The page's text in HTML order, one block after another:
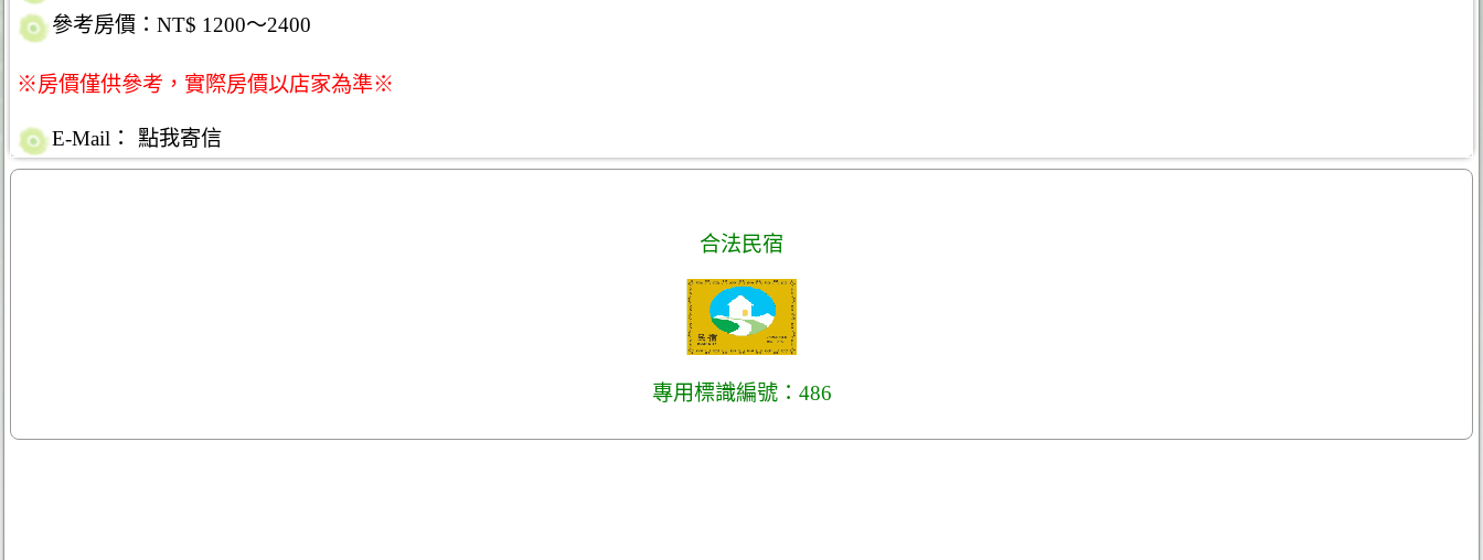
參考房價：NT$ 1200～2400
※房價僅供參考，實際房價以店家為準※
E-Mail： 點我寄信
合法民宿
專用標識編號：486